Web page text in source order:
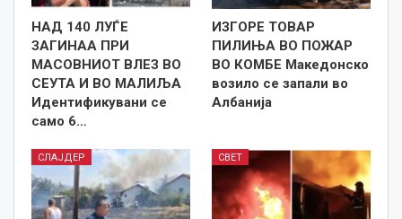
НАД 140 ЛУЃЕ
ЗАГИНАА ПРИ
МАСОВНИОТ ВЛЕЗ ВО
СЕУТА И ВО МАЛИЉА
Идентификувани се
само 6…
ИЗГОРЕ ТОВАР
ПИЛИЊА ВО ПОЖАР
ВО КОМБЕ Македонско
возило се запали во
Албанија
СЛАЈДЕР СВЕТ